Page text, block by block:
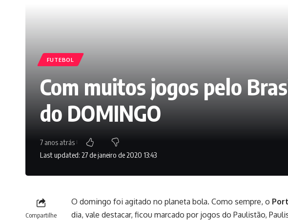
FUTEBOL
Com muitos jogos pelo
do DOMINGO
Last updated: 27 de janeiro de 2020 13:43
7 anos atrás
Compartilhe
O domingo foi agitado no planeta bola. Como sempre, o
dia, vale destacar, ficou marcado por jogos do Paulistão,